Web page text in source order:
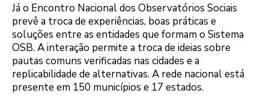
Já o Encontro Nacional dos Observatórios Sociais
prevê a troca de experiências, boas práticas e
soluções entre as entidades que formam o Sistema
OSB. A interação permite a troca de ideias sobre
pautas comuns verificadas nas cidades e a
replicabilidade de alternativas. A rede nacional está
presente em 150 municípios e 17 estados.